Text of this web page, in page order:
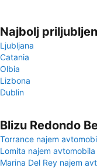
Najbolj
Ljubljana
Catania
Olbia
Lizbona
Dublin
Blizu
Torrance najem
Lomita najem avtomobila
Marina Del Rey najem